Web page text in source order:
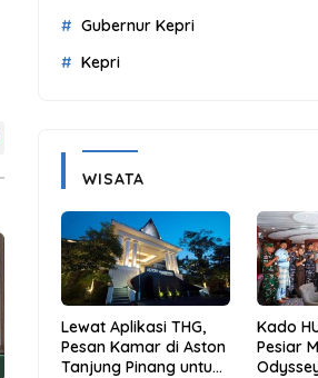
Gubernur Kepri
Kepri
WISATA
Lewat Aplikasi THG,
Pesan Kamar di Aston
Tanjung Pinang untuk
Kado
Pesiar